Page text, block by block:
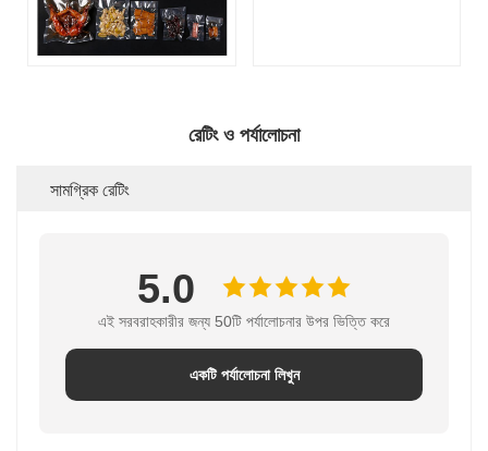
রেটিং ও পর্যালোচনা
সামগ্রিক রেটিং
5.0
এই সরবরাহকারীর জন্য 50টি পর্যালোচনার উপর ভিত্তি করে
একটি পর্যালোচনা লিখুন